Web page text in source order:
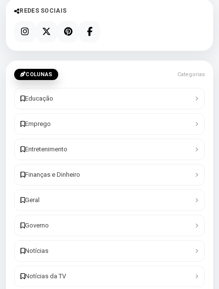
REDES SOCIAIS
COLUNAS Categorias
Educação
Emprego
Entretenimento
Finanças e Dinheiro
Geral
Governo
Notícias
Notícias da TV